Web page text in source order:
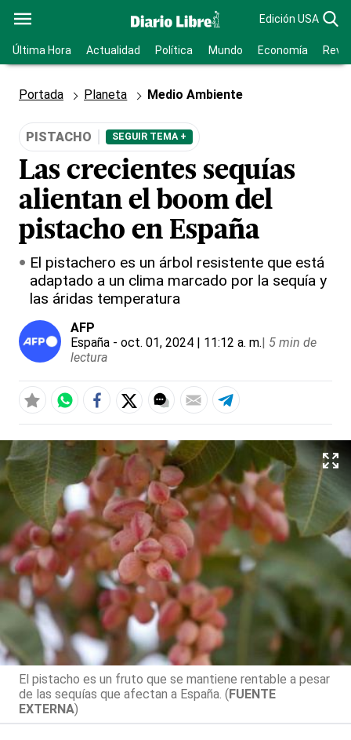
Edición USA
Última Hora Actualidad Política Mundo Economía
Portada Planeta Medio Ambiente
PISTACHO SEGUIR TEMA +
Las crecientes sequías
alientan el boom del
pistacho en España
El pistachero es un árbol resistente que está
adaptado a un clima marcado por la sequía y
las áridas temperatura
AFP
España - oct. 01, 2024 | 11:12 a. m.| 5 min de
lectura
El pistacho es un fruto que se mantiene rentable a pesar
de las sequías que afectan a España. (FUENTE
EXTERNA)